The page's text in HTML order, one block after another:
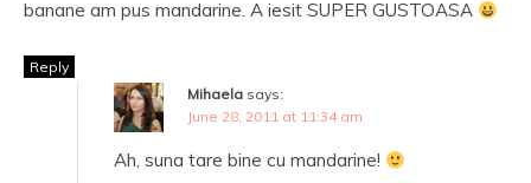
banane am pus mandarine. A iesit SUPER GUSTOASA
Reply
Mihaela says:
June 28, 2011 at 11:34 am
Ah, suna tare bine cu mandarine!